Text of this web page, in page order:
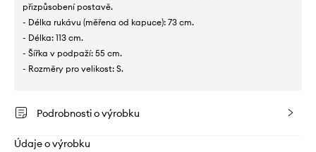
přizpůsobení postavě.
- Délka rukávu (měřena od kapuce): 73 cm.
- Délka: 113 cm.
- Šířka v podpaží: 55 cm.
- Rozměry pro velikost: S.
Podrobnosti o výrobku
Údaje o výrobku